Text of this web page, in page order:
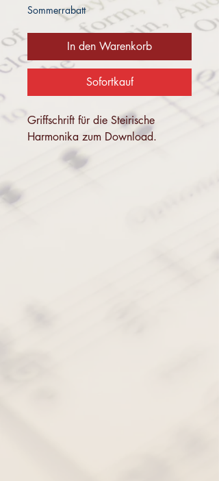
Sommerrabatt
In den Warenkorb
Sofortkauf
Griffschrift für die Steirische
Harmonika zum Download.